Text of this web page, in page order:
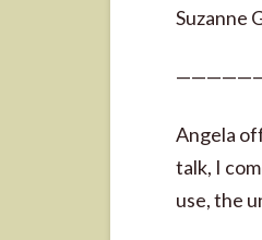
Suzanne
Angela
talk, I
use, the